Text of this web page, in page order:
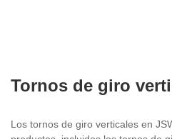
Tornos de giro
Los tornos de giro verticales en